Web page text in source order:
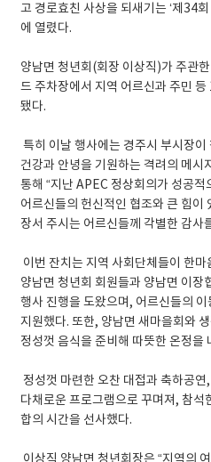
고 경로효친 사상을 되새기는 ‘제34
에 열렸다.
양남면 청년회(회장 이상직)가 주관
드 주차장에서 지역 어르신과 주민
됐다.
특히 이날 행사에는 경주시 부시장
건강과 안녕을 기원하는 격려의 메시
통해 “지난 APEC 정상회의가 성공
어르신들의 헌신적인 협조와 큰 힘이
장서 주시는 어르신들께 각별한 감사
이번 잔치는 지역 사회단체들이 한
양남면 청년회 회원들과 양남면 이장
행사 진행을 도왔으며, 어르신들의
지원했다. 또한, 양남면 새마을회와
정성껏 음식을 준비해 따뜻한 온정을
정성껏 마련한 오찬 대접과 축하공
다채로운 프로그램으로 꾸며져, 참석
합의 시간을 선사했다.